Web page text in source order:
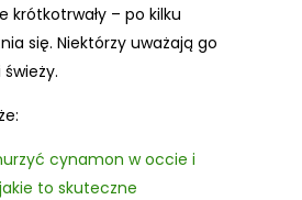
krótkotrwały – po kilku
się. Niektórzy uważają go
cynamon w occie i
to skuteczne